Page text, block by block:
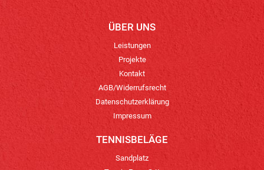
ÜBER UNS
Leistungen
Projekte
Kontakt
AGB/Widerrufsrecht
Datenschutzerklärung
Impressum
TENNISBELÄGE
Sandplatz